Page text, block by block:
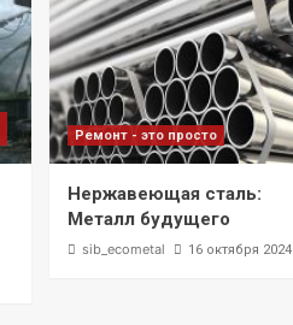
Ремонт - это просто
Нержавеющая сталь:
Металл будущего
sib_ecometal 16 октября 2024